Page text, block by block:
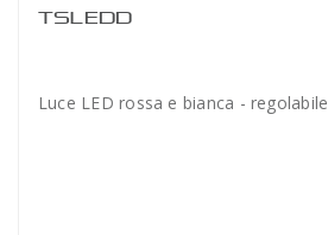
TSLEDD
Luce LED rossa e bianca - regolabile